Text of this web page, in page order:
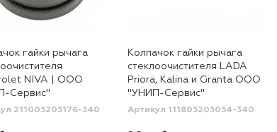
гайки рычага
NIVA | ООО
Сервис"
211005205176-340
Колпачок гайки рычага
стеклоочистителя LADA
Priora, Kalina и Granta ООО
"УНИП-Сервис"
Артикул 111805205054-340